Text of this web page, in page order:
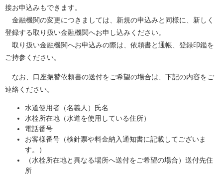
接お申込みもできます。
金融機関の変更につきましては、新規の申込みと同様に、新しく
登録する取り扱い金融機関へお申し込みください。
取り扱い金融機関へお申込みの際は、依頼書と通帳、登録印鑑を
ご持参ください。
なお、口座振替依頼書の送付をご希望の場合は、下記の内容をご
連絡ください。
水道使用者（名義人）氏名
水栓所在地（水道を使用している住所）
電話番号
お客様番号（検針票や料金納入通知書に記載してございま
す。）
（水栓所在地と異なる場所へ送付をご希望の場合）送付先住
所